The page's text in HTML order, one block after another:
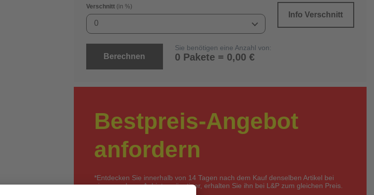
Verschnitt (in %)
0
Info Verschnitt
Berechnen
Sie benötigen eine Anzahl von:
0 Pakete = 0,00 €
Bestpreis-Angebot
anfordern
*Entdecken Sie innerhalb von 14 Tagen nach dem Kauf denselben Artikel bei
einem anderen Anbieter günstiger, erhalten Sie ihn bei L&P zum gleichen Preis.